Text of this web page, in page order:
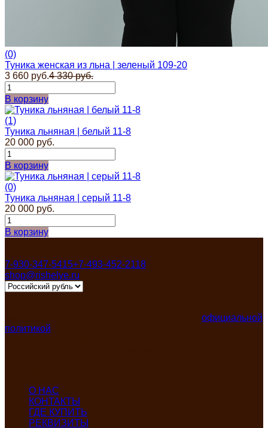
Новый год | Новогодний декор
Детские наборы для творчества
8 марта | тематический раздел
(0)
Туника женская из льна | зеленый 109-20
3 660 руб.4 330 руб.
В корзину
(1)
Туника льняная | белый 11-8
20 000 руб.
В корзину
(0)
Туника льняная | серый 11-8
20 000 руб.
В корзину
7-930-347-5415+7-493-452-2118
shop@rishelye.ru
официальной
политикой
О НАС
КОНТАКТЫ
ГДЕ КУПИТЬ
РЕКВИЗИТЫ